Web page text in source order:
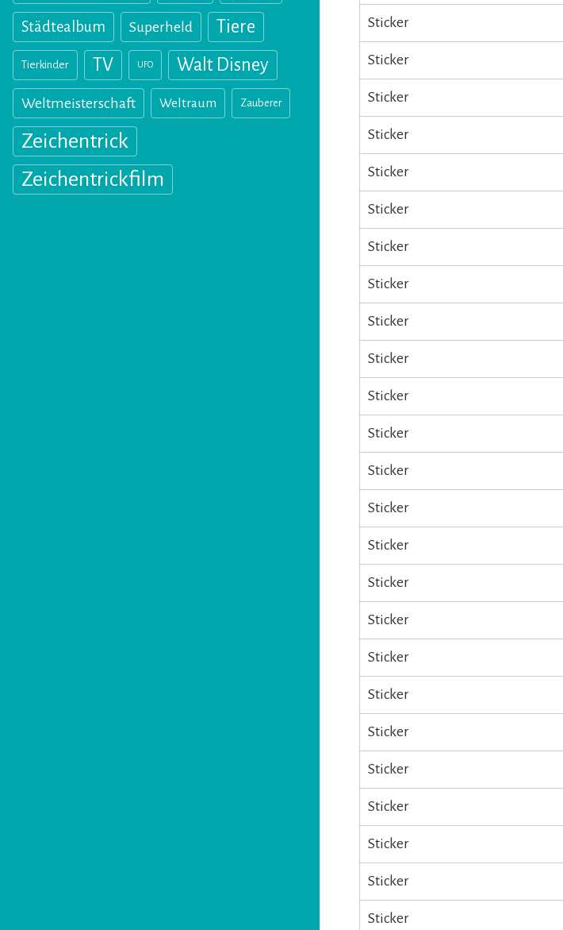
Städtealbum Superheld Tiere
Tierkinder TV UFO Walt Disney
Weltmeisterschaft Weltraum Zauberer
Zeichentrick
Zeichentrickfilm
Sticker
Sticker
Sticker
Sticker
Sticker
Sticker
Sticker
Sticker
Sticker
Sticker
Sticker
Sticker
Sticker
Sticker
Sticker
Sticker
Sticker
Sticker
Sticker
Sticker
Sticker
Sticker
Sticker
Sticker
Sticker